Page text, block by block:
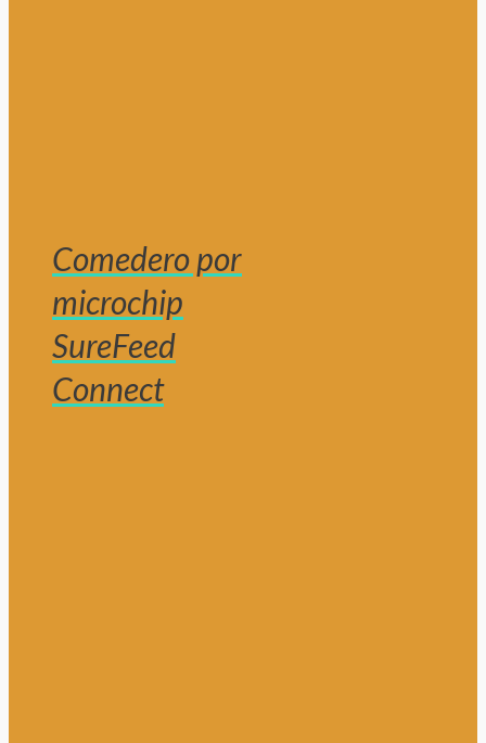
Comedero por
microchip
SureFeed
Connect